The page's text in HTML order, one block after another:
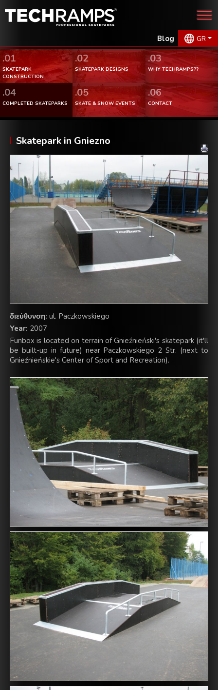
Blog GR
.01
SKATEPARK
CONSTRUCTION
.02
SKATEPARK DESIGNS
.03
WHY TECHRAMPS??
.04
COMPLETED SKATEPARKS
.05
SKATE & SNOW EVENTS
.06
CONTACT
Skatepark in Gniezno
διεύθυνση: ul. Paczkowskiego
Year: 2007
Funbox is located on terrain of Gnieźnieński's skatepark (it'll
be built-up in future) near Paczkowskiego 2 Str. (next to
Gnieźnieńskie's Center of Sport and Recreation).